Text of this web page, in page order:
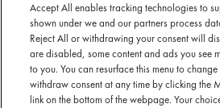
Volg MOJO
Meld je aan voor de
Accept All enables tracking technologies to
shown under we and our partners process
Reject All or withdrawing your consent will
are disabled, some content and ads you see
to you. You can resurface this menu to
withdraw consent at any time by clicking the
link on the bottom of the webpage. Your